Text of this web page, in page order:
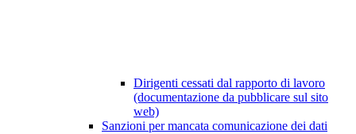
Dirigenti cessati dal rapporto di lavoro
(documentazione da pubblicare sul sito
web)
Sanzioni per mancata comunicazione dei dati